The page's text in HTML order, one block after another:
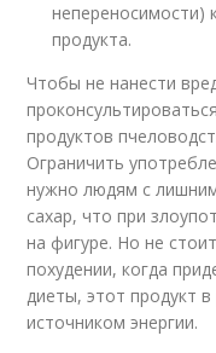
непереносимости)
продукта.
Чтобы не нанести
продуктов
Ограничить
нужно людям с
сахар, что при
на фигуре. Но не
похудении, когда
диеты, этот продукт
источником энергии.